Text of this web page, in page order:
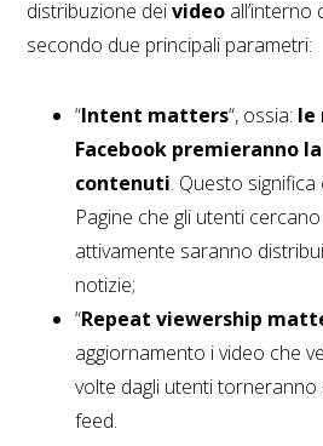
distribuzione deivideo all’interno
secondo due principali parametri:
“Intent matters“, ossia: le
Facebook premieranno
contenuti. Questo
Pagine che gli utenti
attivamente saranno
notizie;
“Repeat viewership
aggiornamento i video che
volte dagli utenti torneranno
feed.